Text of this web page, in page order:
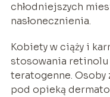
chłodniejszych
nasłonecznienia.
Kobiety w ciąży i
stosowania retinolu
teratogenne. Osoby
pod opieką